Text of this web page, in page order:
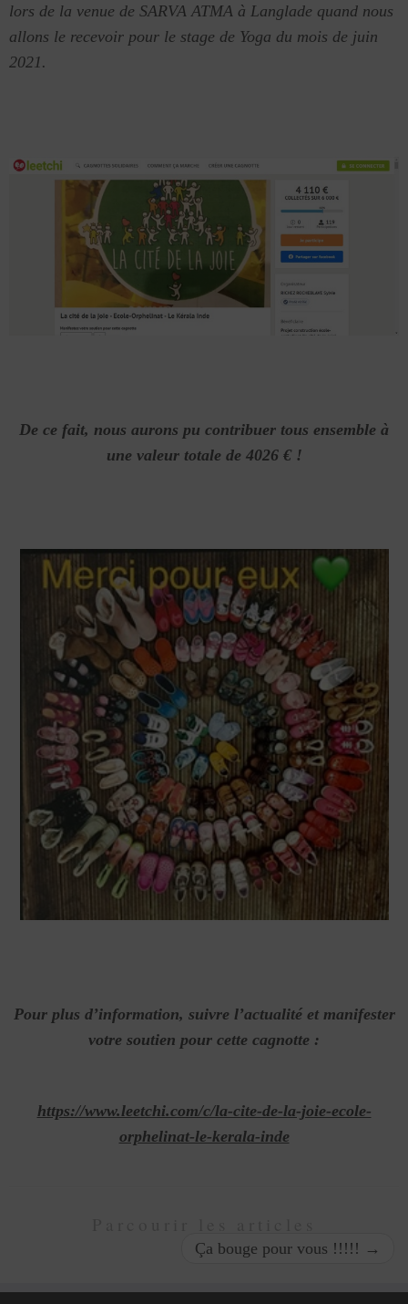
lors de la venue de SARVA ATMA à Langlade quand nous
allons le recevoir pour le stage de Yoga du mois de juin
2021.
De ce fait, nous aurons pu contribuer tous ensemble à
une valeur totale de 4026 € !
Pour plus d’information, suivre l’actualité et manifester
votre soutien pour cette cagnotte :
https://www.leetchi.com/c/la-cite-de-la-joie-ecole-
orphelinat-le-kerala-inde
Ça bouge pour vous !!!!! →